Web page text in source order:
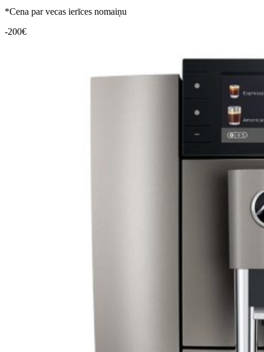
*Cena par vecas ierīces nomaiņu
-200€